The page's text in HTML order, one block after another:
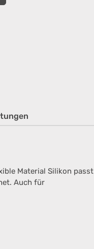
Material Silikon passt
Auch für